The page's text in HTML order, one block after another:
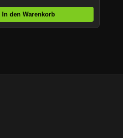
In den Warenkorb